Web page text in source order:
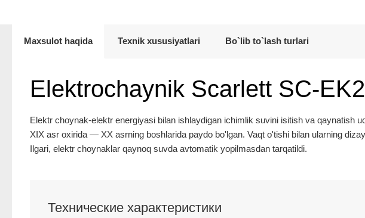
Maxsulot haqida Texnik xususiyatlari Bo`lib to`lash turlari
Elektrochaynik Scarlett SC-
Elektr choynak-elektr energiyasi bilan ishlaydigan ichimlik suvini isitish va qaynatish
XIX asr oxirida — XX asrning boshlarida paydo bo'lgan. Vaqt o'tishi bilan ularning
Ilgari, elektr choynaklar qaynoq suvda avtomatik yopilmasdan tarqatildi.
Технические характеристики